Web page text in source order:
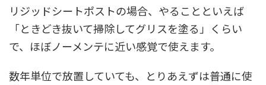
リジッドシートポストの場合、やることといえば
「ときどき抜いて掃除してグリスを塗る」くらい
で、ほぼノーメンテに近い感覚で使えます。
数年単位で放置していても、とりあえずは普通に使